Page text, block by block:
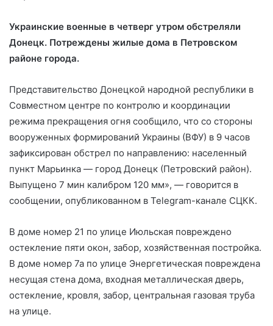
Украинские военные в четверг утром обстреляли
Донецк. Потреждены жилые дома в Петровском
районе города.
Представительство Донецкой народной республики в
Совместном центре по контролю и координации
режима прекращения огня сообщило, что со стороны
вооруженных формирований Украины (ВФУ) в 9 часов
зафиксирован обстрел по направлению: населенный
пункт Марьинка — город Донецк (Петровский район).
Выпущено 7 мин калибром 120 мм», — говорится в
сообщении, опубликованном в Telegram-канале СЦКК.
В доме номер 21 по улице Июльская повреждено
остекление пяти окон, забор, хозяйственная постройка.
В доме номер 7а по улице Энергетическая повреждена
несущая стена дома, входная металлическая дверь,
остекление, кровля, забор, центральная газовая труба
на улице.